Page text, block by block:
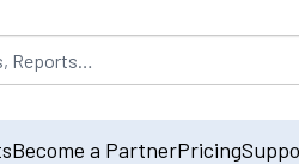
by default on accessing the input
Become a PartnerPricing